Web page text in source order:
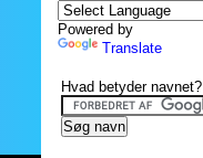
Powered by
Translate
Hvad betyder navnet?